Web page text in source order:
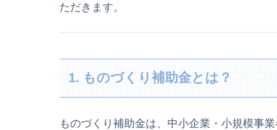
ただきます。
1. ものづくり補助金とは？
ものづくり補助金は、中小企業・小規模事